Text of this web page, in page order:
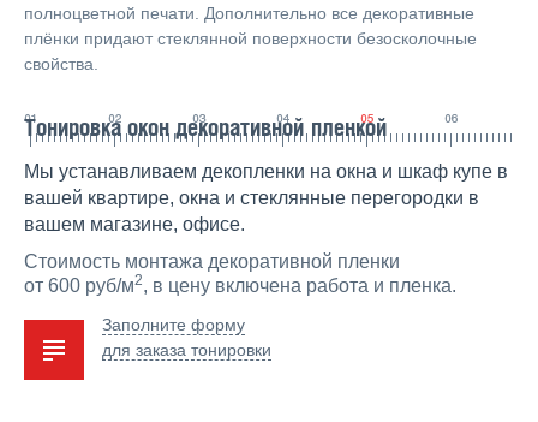
полноцветной печати. Дополнительно все декоративные
плёнки придают стеклянной поверхности безосколочные
свойства.
Тонировка окон декоративной пленкой
Мы устанавливаем декопленки на окна и шкаф купе в
вашей квартире, окна и стеклянные перегородки в
вашем магазине, офисе.
Стоимость монтажа декоративной пленки
от 600 руб/м2, в цену включена работа и пленка.
Заполните форму
для заказа тонировки